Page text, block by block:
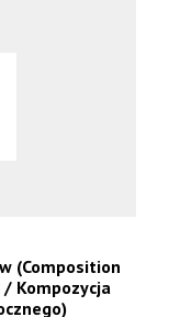
(Composition
Kompozycja